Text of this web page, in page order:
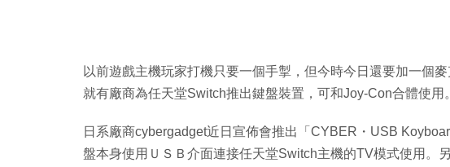
以前遊戲主機玩家打機只要一個手掣，但今時今日還要加一個
就有廠商為任天堂Switch推出鍵盤裝置，可和Joy-Con合體使用。
日系廠商cybergadget近日宣佈會推出「CYBER・USB
盤本身使用ＵＳＢ介面連接任天堂Switch主機的TV模式使用。